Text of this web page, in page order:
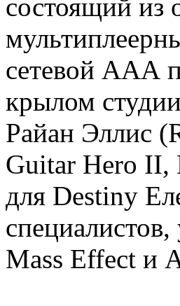
состоящий из
сетевой ААА
крылом
Райан Эллис
Guitar Hero II,
для Destiny
Mass Effect и